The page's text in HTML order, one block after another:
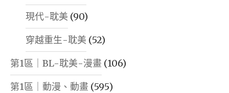
現代-耽美 (90)
穿越重生-耽美 (52)
第1區｜BL-耽美-漫畫 (106)
第1區｜動漫、動畫 (595)